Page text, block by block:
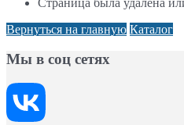
Вернуться на главную Каталог
Мы в соц сетях